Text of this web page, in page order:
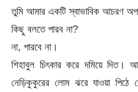
তুমি আমার একটি স্বাভাবিক আচরণ
কিছু বলতে পারব না?
না, পারবে না।
শিহাবুল চিৎকার করে দমিয়ে দিত।
নেড়িকুকুরের লোম ঝরে যাওয়া পিঠে